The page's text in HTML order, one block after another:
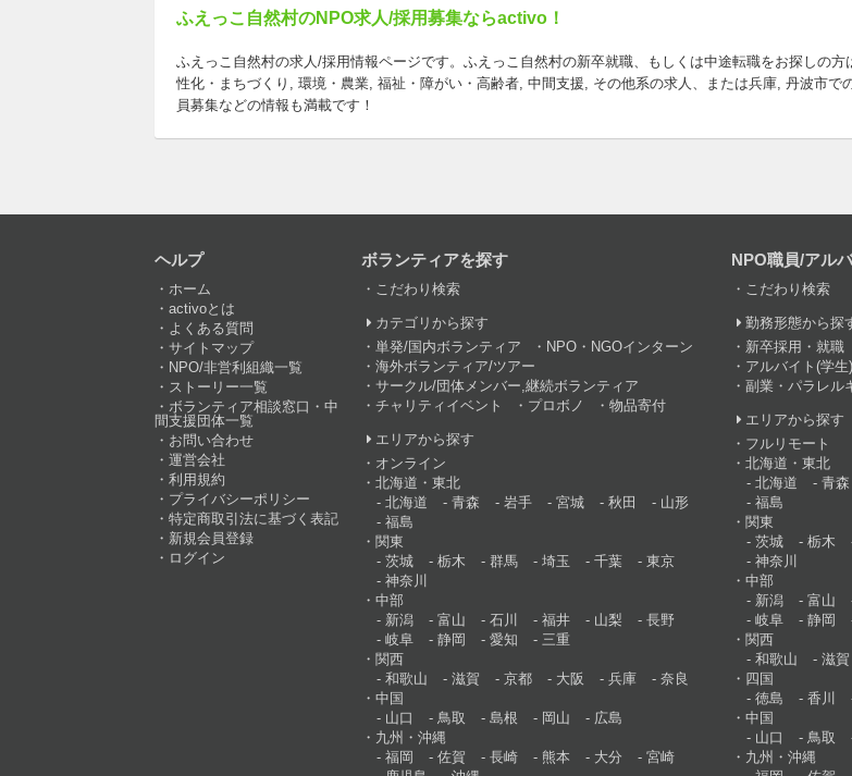
ふえっこ自然村のNPO求人/採用募集ならactivo！
ふえっこ自然村の求人/採用情報ページです。ふえっこ自然村の新卒就職、もしくは中途転職をお探しの
性化・まちづくり, 環境・農業, 福祉・障がい・高齢者, 中間支援, その他系の求人、または兵庫, 丹波市
員募集などの情報も満載です！
ヘルプ
ホーム
activoとは
よくある質問
サイトマップ
NPO/非営利組織一覧
ストーリー一覧
ボランティア相談窓口・中
間支援団体一覧
お問い合わせ
運営会社
利用規約
プライバシーポリシー
特定商取引法に基づく表記
新規会員登録
ログイン
ボランティアを探す
こだわり検索
カテゴリから探す
単発/国内ボランティア
NPO・NGOインターン
海外ボランティア/ツアー
サークル/団体メンバー,継続ボランティア
チャリティイベント
プロボノ 物品寄付
エリアから探す
オンライン
北海道・東北
北海道
青森 岩手 宮城 秋田
山形
福島
関東
茨城
栃木 群馬 埼玉 千葉
東京
神奈川
中部
新潟
富山 石川 福井 山梨
長野
岐阜
静岡 愛知
三重
関西
和歌山
滋賀 京都 大阪 兵庫
奈良
中国
山口
鳥取 島根 岡山
広島
九州・沖縄
福岡
佐賀 長崎 熊本 大分
宮崎
NPO職員/アル
こだわり検索
勤務形態から探
新卒採用・就職
アルバイト(学生)
副業・パラレル
エリアから探す
フルリモート
北海道・東北
北海道
青森
福島
関東
茨城
栃木
神奈川
中部
新潟
富山
岐阜
静岡
関西
和歌山
滋賀
四国
徳島
香川
中国
山口
鳥取
九州・沖縄